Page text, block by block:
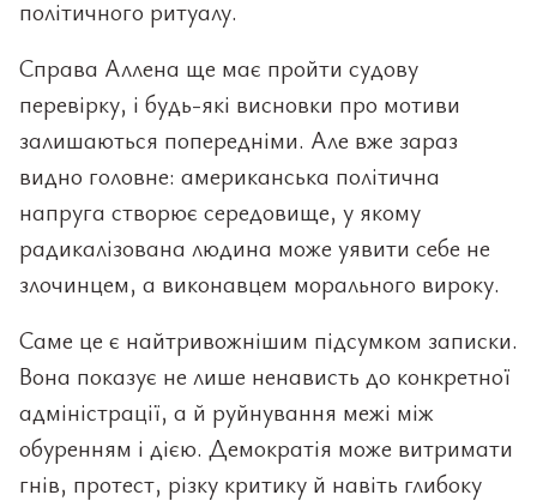
політичного ритуалу.
Справа Аллена ще має пройти судову
перевірку, і будь-які висновки про мотиви
залишаються попередніми. Але вже зараз
видно головне: американська політична
напруга створює середовище, у якому
радикалізована людина може уявити себе не
злочинцем, а виконавцем морального вироку.
Саме це є найтривожнішим підсумком записки.
Вона показує не лише ненависть до конкретної
адміністрації, а й руйнування межі між
обуренням і дією. Демократія може витримати
гнів, протест, різку критику й навіть глибоку